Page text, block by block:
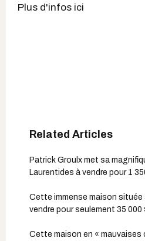
Plus d'infos ici
Patrick Groulx met sa
Laurentides à vendre pour 1
Cette immense maison située
vendre pour seulement 35 000
Cette maison en « mauvaises